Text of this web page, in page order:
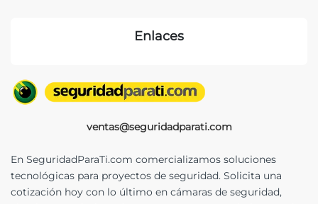
ventas@seguridadparati.com
En SeguridadParaTi.com comercializamos soluciones
tecnológicas para proyectos de seguridad. Solicita una
cotización hoy con lo último en cámaras de seguridad,
Enlaces